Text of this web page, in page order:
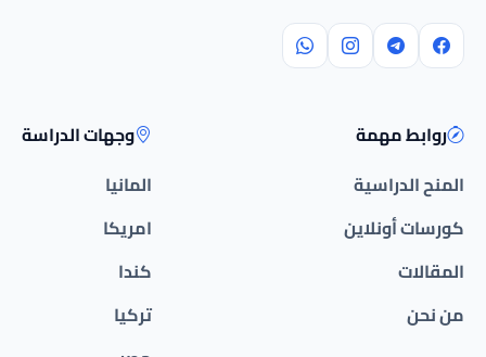
روابط مهمة
المنح الدراسية
كورسات أونلاين
المقالات
من نحن
وجهات الدراسة
المانيا
امريكا
كندا
تركيا